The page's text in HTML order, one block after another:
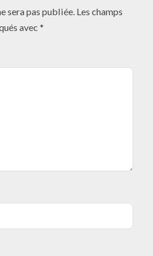
sera pas publiée. Les champs
avec *